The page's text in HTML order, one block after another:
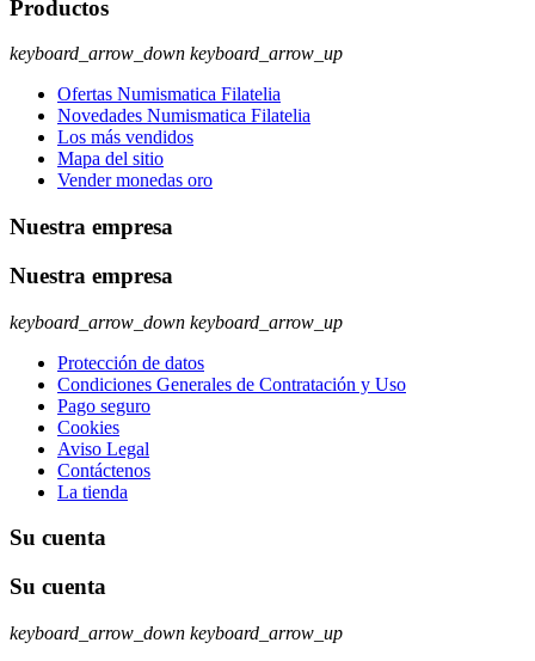
Productos
keyboard_arrow_down keyboard_arrow_up
Ofertas Numismatica Filatelia
Novedades Numismatica Filatelia
Los más vendidos
Mapa del sitio
Vender monedas oro
Nuestra empresa
Nuestra empresa
keyboard_arrow_down keyboard_arrow_up
Protección de datos
Condiciones Generales de Contratación y Uso
Pago seguro
Cookies
Aviso Legal
Contáctenos
La tienda
Su cuenta
Su cuenta
keyboard_arrow_down keyboard_arrow_up